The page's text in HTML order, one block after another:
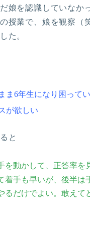
娘を認識していなか
授業で、娘を観察（
た。
ま6年生になり困って
が欲しい
と
を動かして、正答率を
着手も早いが、後半は
るだけでよい。敢えて